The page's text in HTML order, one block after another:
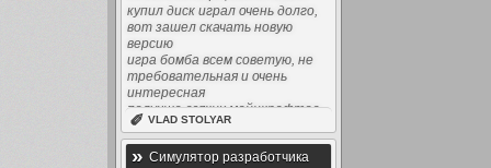
купил диск играл очень долго,
вот зашел скачать новую
версию
игра бомба всем советую, не
требовательная и очень
интересная
получше всяких майнкрафтов
✐ VLAD STOLYAR
» Симулятор разработчика